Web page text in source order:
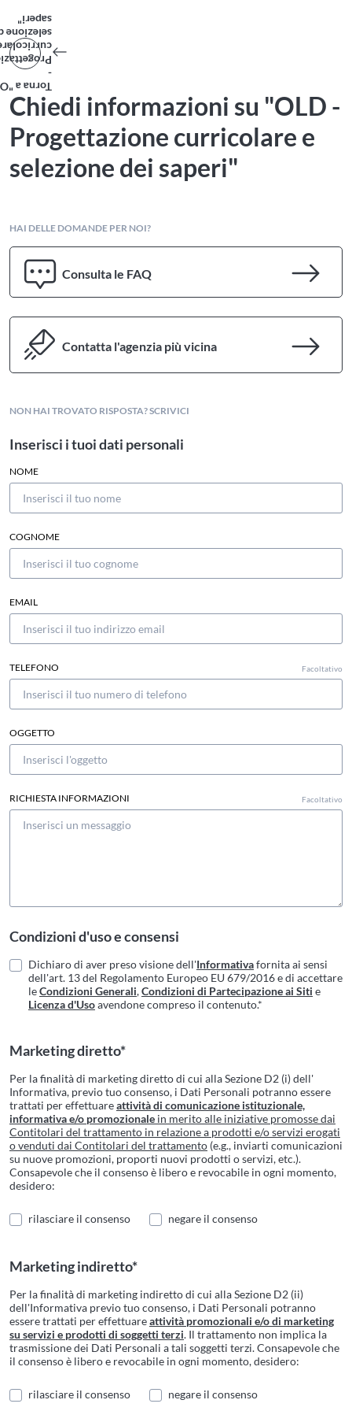
a "OLD
-
e
dei
saperi"
Chiedi informazioni su "OLD -
Progettazione curricolare e
selezione dei saperi"
NON HAI TROVATO RISPOSTA? SCRIVICI
Inserisci i tuoi dati personali
NOME
COGNOME
EMAIL
TELEFONO Facoltativo
OGGETTO
RICHIESTA INFORMAZIONI Facoltativo
Condizioni d'uso e consensi
Dichiaro di aver preso visione dell'Informativafornita ai sensi
dell'art. 13 del Regolamento Europeo EU 679/2016 e di accettare
leCondizioni Generali,Condizioni di Partecipazione ai Siti e
Licenza d'Usoavendone compreso il contenuto.*
Marketing diretto*
Per la finalità di marketing diretto di cui alla Sezione D2 (i) dell'
Informativa, previo tuo consenso, i Dati Personali potranno essere
trattati per effettuareattività di comunicazione istituzionale,
informativa e/o promozionale in merito alle iniziative promosse dai
Contitolari del trattamento in relazione a prodotti e/o servizi erogati
o venduti dai Contitolari del trattamento (e.g., inviarti comunicazioni
su nuove promozioni, proporti nuovi prodotti o servizi, etc.).
Consapevole che il consenso è libero e revocabile in ogni momento,
desidero:
rilasciare il consenso negare il consenso
Marketing indiretto*
Per la finalità di marketing indiretto di cui alla Sezione D2 (ii)
dell'Informativa previo tuo consenso, i Dati Personali potranno
essere trattati per effettuareattività promozionali e/o di marketing
su servizi e prodotti di soggetti terzi. Il trattamento non implica la
trasmissione dei Dati Personali a tali soggetti terzi. Consapevole che
il consenso è libero e revocabile in ogni momento, desidero:
rilasciare il consenso negare il consenso
HAI DELLE DOMANDE PER NOI?
Consulta le FAQ
Contatta l'agenzia più vicina